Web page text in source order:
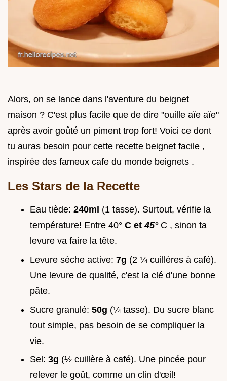
Alors, on se lance dans l'aventure du beignet
maison ? C'est plus facile que de dire "ouille aïe aïe"
après avoir goûté un piment trop fort! Voici ce dont
tu auras besoin pour cette recette beignet facile ,
inspirée des fameux cafe du monde beignets .
Les Stars de la Recette
Eau tiède: 240ml (1 tasse). Surtout, vérifie la
température! Entre 40° C et45° C , sinon ta
levure va faire la tête.
Levure sèche active: 7g (2 ¼ cuillères à café).
Une levure de qualité, c'est la clé d'une bonne
pâte.
Sucre granulé: 50g (¼ tasse). Du sucre blanc
tout simple, pas besoin de se compliquer la
vie.
Sel: 3g (½ cuillère à café). Une pincée pour
relever le goût, comme un clin d'œil!